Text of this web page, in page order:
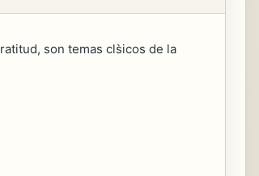
son temas cls̀icos de la